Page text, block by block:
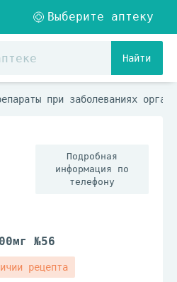
Найти
при заболеваниях
№56
рецепта
Подробная
информация по
телефону